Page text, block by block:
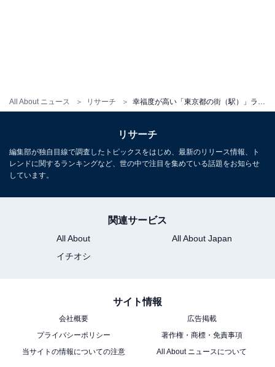
All About ニュース リサーチ
リサーチ
編集部が独自目線で調査したトピックスをはじめ、最新のリリース情報、ト
レンドに関するランキングなど、世の中で注目を集めている話題をお知らせ
しています。
関連サービス
All About
All About Japan
イチオシ
サイト情報
会社概要
広告掲載
プライバシーポリシー
著作権・商標・免責事項
当サイトの情報についての注意
All About ニュースについて